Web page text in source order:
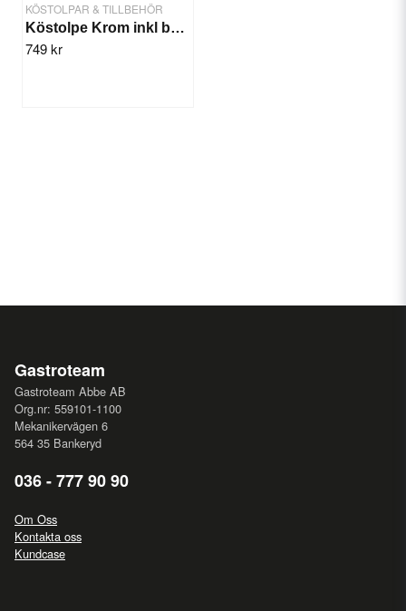
KÖSTOLPAR & TILLBEHÖR
Köstolpe Krom inkl band
749 kr
Gastroteam
Gastroteam Abbe AB
Org.nr: 559101-1100
Mekanikervägen 6
564 35 Bankeryd
036 - 777 90 90
Om Oss
Kontakta oss
Kundcase